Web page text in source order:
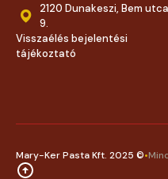
2120 Dunakeszi, Bem utca
9.
Visszaélés bejelentési
tájékoztató
Mary-Ker Pasta Kft. 2025 ©•